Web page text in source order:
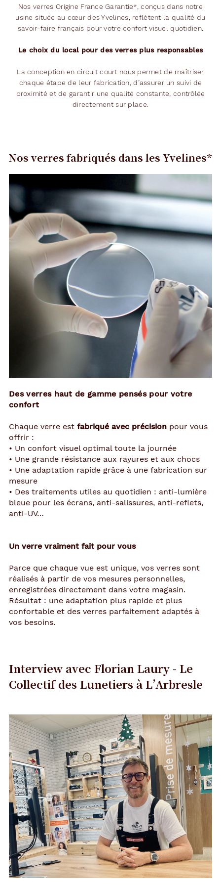
Nos verres Origine France Garantie*, conçus dans notre
usine située au cœur des Yvelines, reflètent la qualité du
savoir-faire français pour votre confort visuel quotidien.
Le choix du local pour des verres plus responsables
La conception en circuit court nous permet de maîtriser
chaque étape de leur fabrication, d’assurer un suivi de
proximité et de garantir une qualité constante, contrôlée
directement sur place.
Nos verres fabriqués dans les Yvelines*
Des verres haut de gamme pensés pour votre
confort
Chaque verre est fabriqué avec précision pour vous
offrir :
• Un confort visuel optimal toute la journée
• Une grande résistance aux rayures et aux chocs
• Une adaptation rapide grâce à une fabrication sur
mesure
• Des traitements utiles au quotidien : anti-lumière
bleue pour les écrans, anti-salissures, anti-reflets,
anti-UV…
Un verre vraiment fait pour vous
Parce que chaque vue est unique, vos verres sont
réalisés à partir de vos mesures personnelles,
enregistrées directement dans votre magasin.
Résultat : une adaptation plus rapide et plus
confortable et des verres parfaitement adaptés à
vos besoins.
Interview avec Florian Laury - Le
Collectif des Lunetiers à L’Arbresle